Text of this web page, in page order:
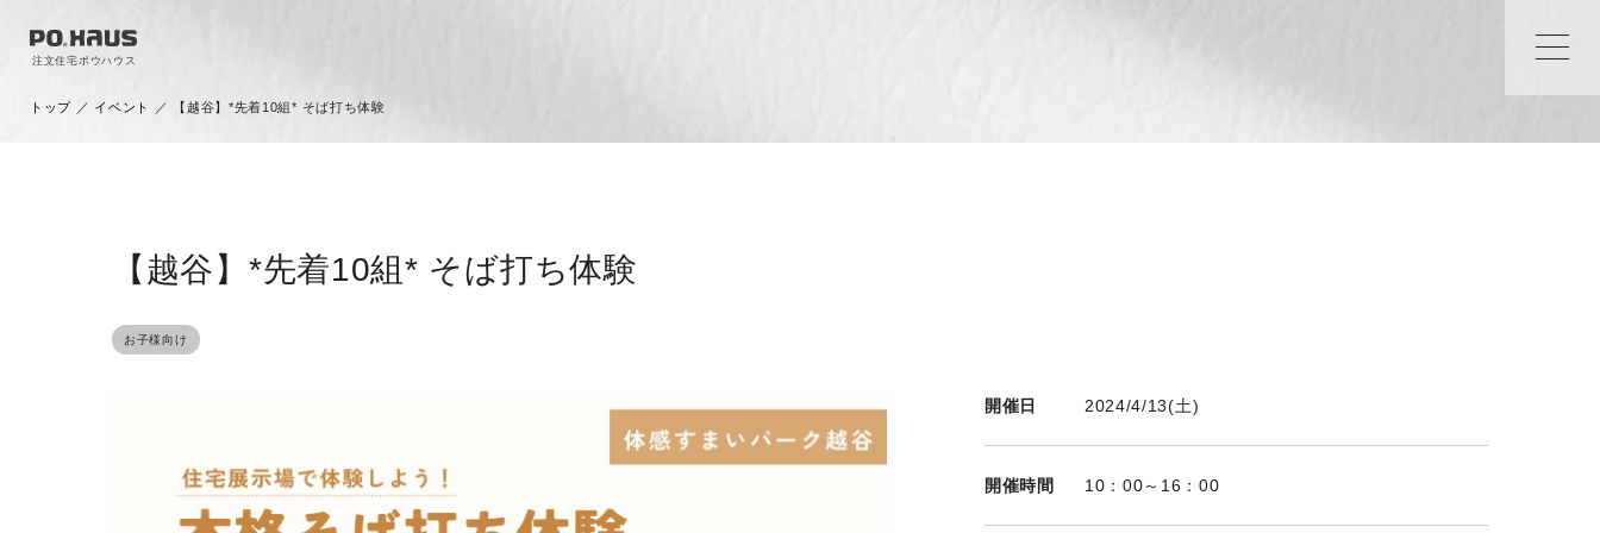
注文住宅ポウハウス
トップ ／ イベント ／ 【越谷】*先着10組* そば打ち体験
【越谷】*先着10組* そば打ち体験
お子様向け
開催日 2024/4/13(土)
開催時間 10：00～16：00